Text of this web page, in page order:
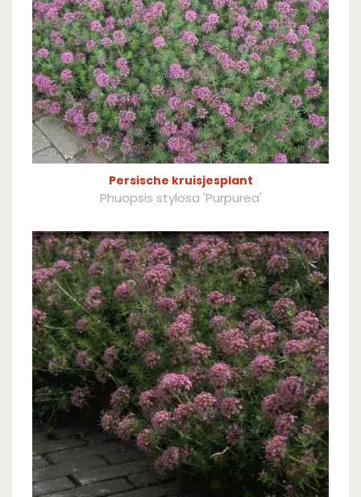
Persische kruisjesplant
Phuopsis stylosa 'Purpurea'